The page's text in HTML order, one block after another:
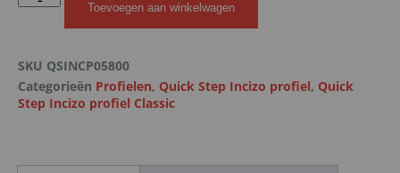
Toevoegen aan winkelwagen
SKU QSINCP05800
Categorieën Profielen, Quick Step Incizo profiel, Quick
Step Incizo profiel Classic